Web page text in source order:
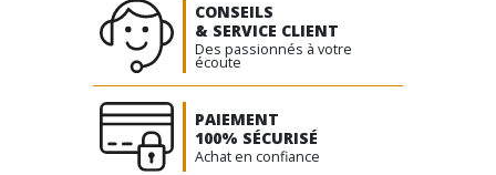
CONSEILS
& SERVICE CLIENT
Des passionnés à votre
écoute
PAIEMENT
100% SÉCURISÉ
Achat en confiance